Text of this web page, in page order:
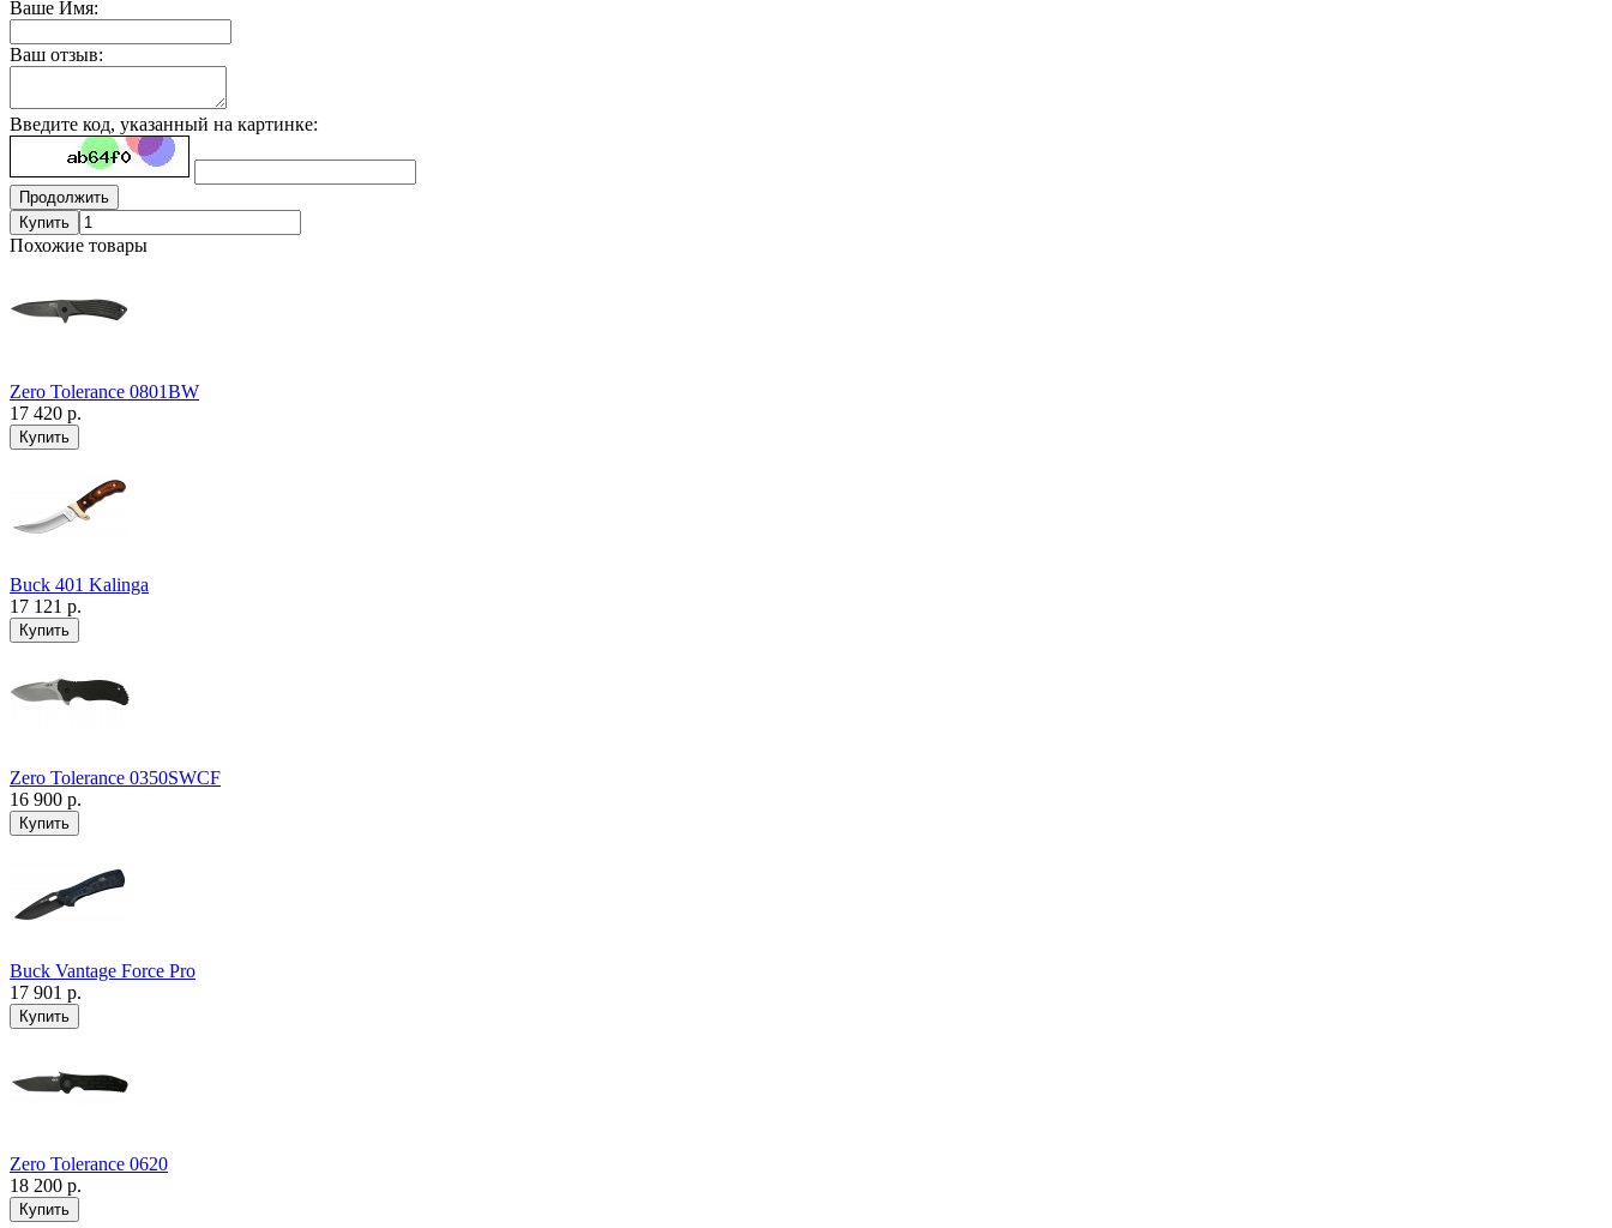
Ваше Имя:
Ваш отзыв:
Введите код, указанный на картинке:
Продолжить
Купить
Похожие товары
Zero Tolerance 0801BW
17 420 р.
Buck 401 Kalinga
17 121 р.
Zero Tolerance 0350SWCF
16 900 р.
Buck Vantage Force Pro
17 901 р.
Zero Tolerance 0620
18 200 р.